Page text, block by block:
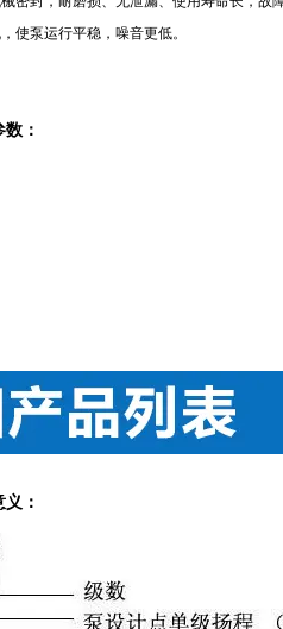
使泵运行平稳，噪音更低。
：
：